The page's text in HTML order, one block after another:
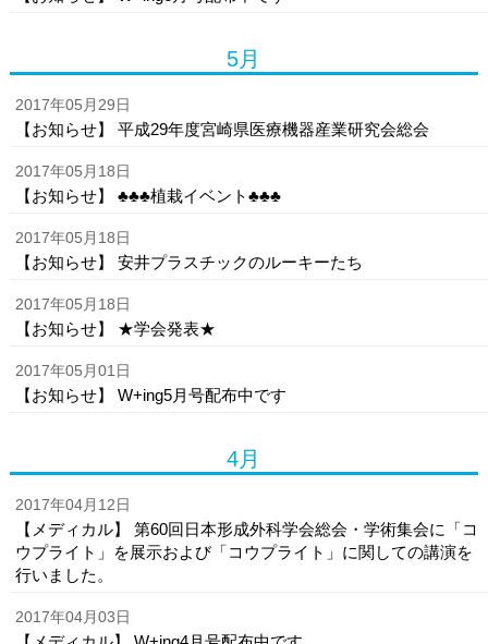
5月
2017年05月29日
【お知らせ】 平成29年度宮崎県医療機器産業研究会総会
2017年05月18日
【お知らせ】 ♣♣♣植栽イベント♣♣♣
2017年05月18日
【お知らせ】 安井プラスチックのルーキーたち
2017年05月18日
【お知らせ】 ★学会発表★
2017年05月01日
【お知らせ】 W+ing5月号配布中です
4月
2017年04月12日
【メディカル】 第60回日本形成外科学会総会・学術集会に「コ
ウプライト」を展示および「コウプライト」に関しての講演を
行いました。
2017年04月03日